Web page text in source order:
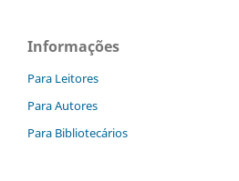
Informações
Para Leitores
Para Autores
Para Bibliotecários